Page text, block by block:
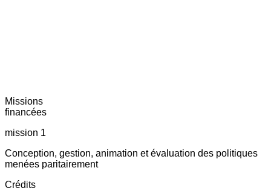
Missions
financées
mission 1
Conception, gestion, animation et évaluation des politiques
menées paritairement
Crédits